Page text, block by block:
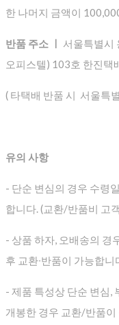
한 나머지 금액이
반품 주소 ㅣ 서울특별시
오피스텔) 103호 한진택
( 타택배 반품 시 서울특
유의 사항
- 단순 변심의 경우 수령
합니다. (교환/반품비 고
- 상품 하자, 오배송의 경
후 교환∙반품이 가능합
- 제품 특성상 단순 변심,
개봉한 경우 교환/반품이